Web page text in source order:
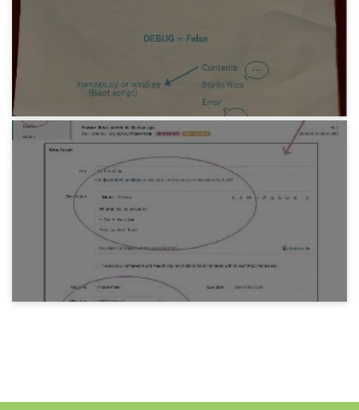
プログラミング
DjangoNote 3 設定ファイルを複数つくる
ート